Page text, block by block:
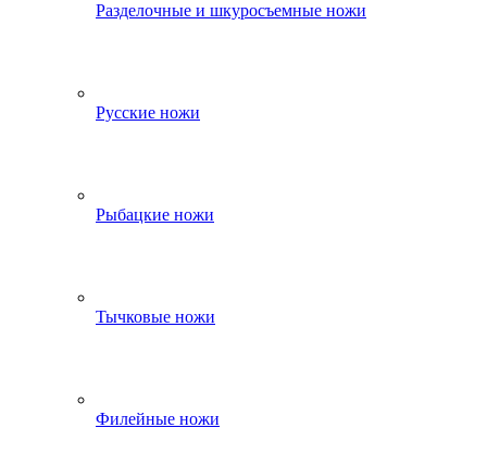
Разделочные и шкуросъемные ножи
Русские ножи
Рыбацкие ножи
Тычковые ножи
Филейные ножи